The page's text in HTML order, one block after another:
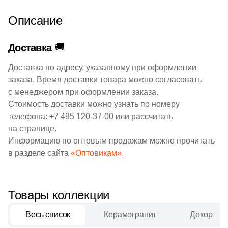
New Tiles (1)
Pamesa Ceramica (
Paradyz (40)
Peronda ( 4)
Piemme Valentino (
Pixel mosaic (270)
Porcelanosa (2 )
Prado group (40)
23.7x35.8 (1)
23.5x56 (1)
23.6x56 (1)
23.3x40.3 (4)
23x23 (5)
24.6х28 ( 3
Описание
Доставка 🚚
Доставка по адресу, указанному при оформлении
заказа. Время доставки товара можно согласовать
с менеджером при оформлении заказа.
Стоимость доставки можно узнать по номеру
телефона: +7 495 120-37-00 или рассчитать
на странице.
Информацию по оптовым продажам можно прочитать
в разделе сайта «Оптовикам».
Товары коллекции
Весь список Керамогранит Декор